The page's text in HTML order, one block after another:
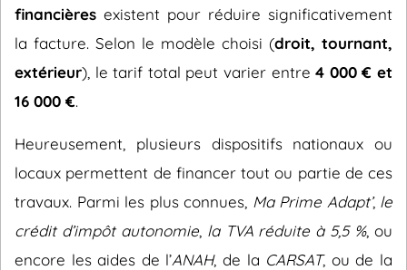
financières existent pour réduire significativement
la facture. Selon le modèle choisi (droit, tournant,
extérieur), le tarif total peut varier entre4 000 € et
16 000 €.
Heureusement, plusieurs dispositifs nationaux ou
locaux permettent de financer tout ou partie de ces
travaux. Parmi les plus connues, Ma Prime Adapt’, le
crédit d’impôt autonomie, la TVA réduite à 5,5 %, ou
encore les aides de l’ANAH, de la CARSAT, ou de la